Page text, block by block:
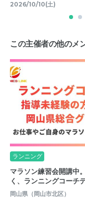
2026/10/10(土)
この主催者の他のメ
ランニング
マラソン練習会開講中
く、ランニングコーチ
岡山県（岡山市北区）